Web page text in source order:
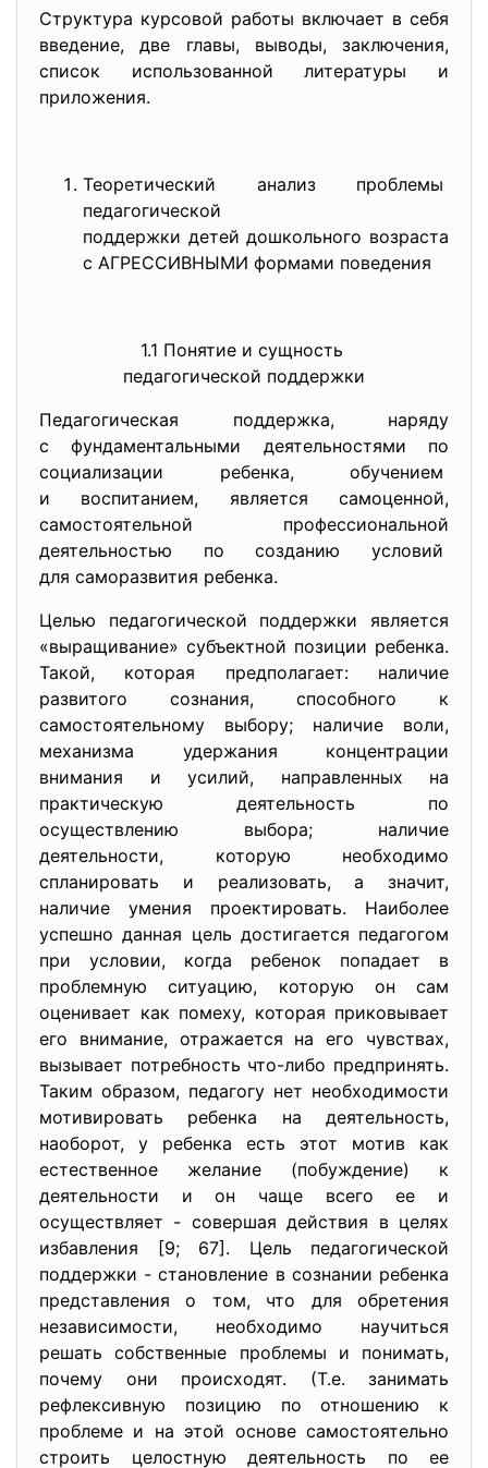
Структура курсовой работы включает в себя
введение, две главы, выводы, заключения,
список использованной литературы и
приложения.
Теоретический анализ проблемы
педагогической
поддержки детей дошкольного возраста
с АГРЕССИВНЫМИ формами поведения
1.1 Понятие и сущность
педагогической поддержки
Педагогическая поддержка, наряду
с фундаментальными деятельностями по
социализации ребенка, обучением
и воспитанием, является самоценной,
самостоятельной профессиональной
деятельностью по созданию условий
для саморазвития ребенка.
Целью педагогической поддержки является
«выращивание» субъектной позиции ребенка.
Такой, которая предполагает: наличие
развитого сознания, способного к
самостоятельному выбору; наличие воли,
механизма удержания концентрации
внимания и усилий, направленных на
практическую деятельность по
осуществлению выбора; наличие
деятельности, которую необходимо
спланировать и реализовать, а значит,
наличие умения проектировать. Наиболее
успешно данная цель достигается педагогом
при условии, когда ребенок попадает в
проблемную ситуацию, которую он сам
оценивает как помеху, которая приковывает
его внимание, отражается на его чувствах,
вызывает потребность что-либо предпринять.
Таким образом, педагогу нет необходимости
мотивировать ребенка на деятельность,
наоборот, у ребенка есть этот мотив как
естественное желание (побуждение) к
деятельности и он чаще всего ее и
осуществляет - совершая действия в целях
избавления [9; 67]. Цель педагогической
поддержки - становление в сознании ребенка
представления о том, что для обретения
независимости, необходимо научиться
решать собственные проблемы и понимать,
почему они происходят. (Т.е. занимать
рефлексивную позицию по отношению к
проблеме и на этой основе самостоятельно
строить целостную деятельность по ее